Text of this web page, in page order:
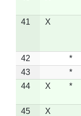
41 X
42 *
43
*
44
X *
45 X